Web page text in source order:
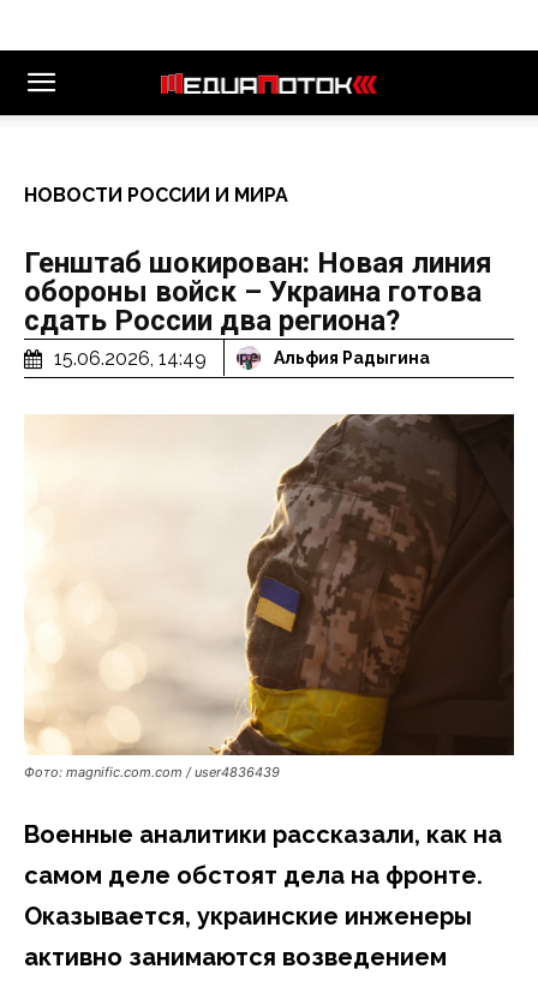
НОВОСТИ РОССИИ И МИРА
Генштаб шокирован: Новая линия
обороны войск – Украина готова
сдать России два региона?
15.06.2026, 14:49 Альфия Радыгина
Фото: magnific.com.com / user4836439
Военные аналитики рассказали, как на
самом деле обстоят дела на фронте.
Оказывается, украинские инженеры
активно занимаются возведением